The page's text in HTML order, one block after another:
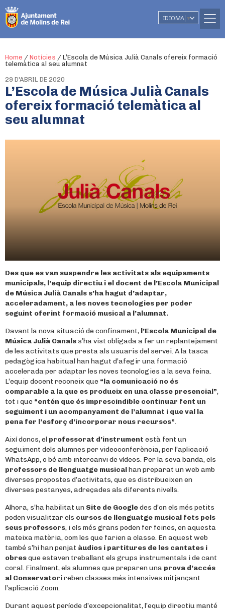
IDIOMA ▼
Home / Notícies / L’Escola de Música Julià Canals ofereix formació
telemàtica al seu alumnat
29 D'ABRIL DE 2020
L’Escola de Música Julià Canals
ofereix formació telemàtica al
seu alumnat
Des que es van suspendre les activitats als equipaments
municipals, l’equip directiu i el docent de l’Escola Municipal
de Música Julià Canals s’ha hagut d’adaptar,
acceleradament, a les noves tecnologies per poder
seguint oferint formació musical a l’alumnat.
Davant la nova situació de confinament, l’Escola Municipal de
Música Julià Canals s’ha vist obligada a fer un replantejament
de les activitats que presta als usuaris del servei. A la tasca
pedagògica habitual han hagut d’afegir una formació
accelerada per adaptar les noves tecnologies a la seva feina.
L’equip docent reconeix que “la comunicació no és
comparable a la que es produeix en una classe presencial”,
tot i que “entén que és imprescindible continuar fent un
seguiment i un acompanyament de l’alumnat i que val la
pena fer l’esforç d’incorporar nous recursos”.
Així doncs, el professorat d’instrument està fent un
seguiment dels alumnes per videoconferència, per l’aplicació
WhatsApp, o bé amb intercanvi de vídeos. Per la seva banda, els
professors de llenguatge musicalhan preparat un web amb
diverses propostes d’activitats, que es distribueixen en
diverses pestanyes, adreçades als diferents nivells.
Alhora, s’ha habilitat un Site de Googledes d’on els més petits
poden visualitzar els cursos de llenguatge musical fets pels
seus professors, i els més grans poden fer feines, en aquesta
mateixa matèria, com les que farien a classe. En aquest web
també s’hi han penjat àudios i partitures de les cantates i
obresque estaven treballant els grups instrumentals i de cant
coral. Finalment, els alumnes que preparen una prova d’accés
al Conservatorireben classes més intensives mitjançant
l’aplicació Zoom.
Durant aquest període d’excepcionalitat, l’equip directiu manté